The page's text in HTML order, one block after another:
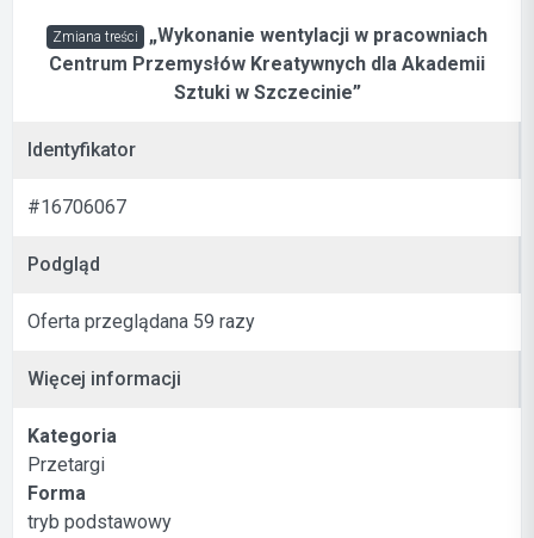
Zmiana treści „Wykonanie wentylacji w pracowniach
Centrum Przemysłów Kreatywnych dla Akademii
Sztuki w Szczecinie”
Identyfikator
#16706067
Podgląd
Oferta przeglądana 59 razy
Więcej informacji
Kategoria
Przetargi
Forma
tryb podstawowy